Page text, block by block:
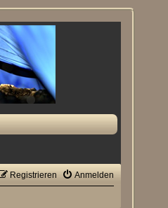
Anmelden
Registrieren